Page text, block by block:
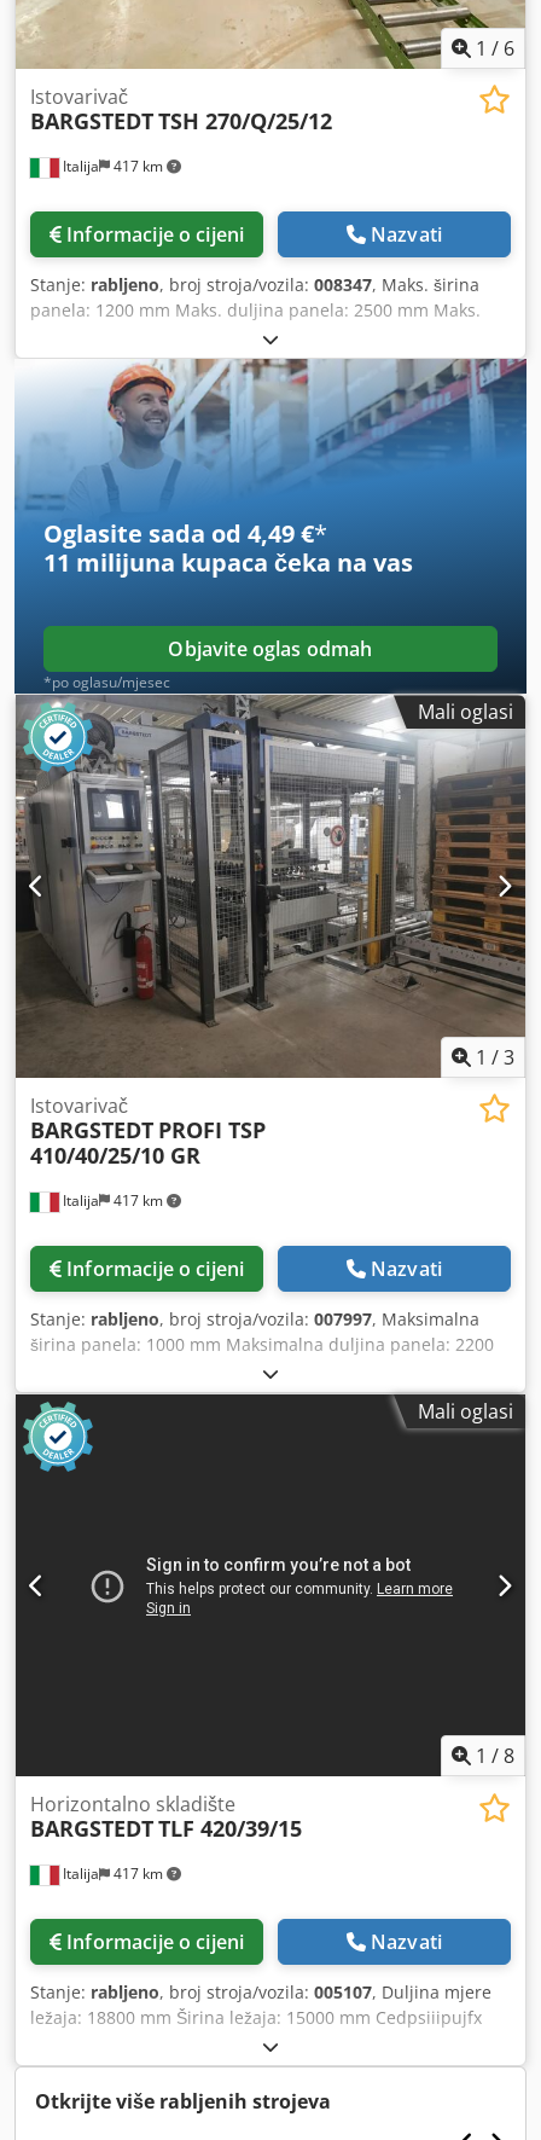
1 / 6
Italija 417 km
Istovarivač
BARGSTEDTTSH 270/Q/25/12
Informacije o cijeni Nazvati
Stanje: rabljeno, broj stroja/vozila: 008347, Maks. širina
panela: 1200 mm Maks. duljina panela: 2500 mm Maks.
visina stoga panela iznad poda: 1600 mm Podizna nosivost:
50 kg Radni kapacitet: 16 ciklusa/min Sustav kretanja: s
vakuumskim elementima Cedpfeyngzpox Akvsrf
Oglasite sada od 4,49 €*
11 milijuna kupaca čeka na vas
Objavite oglas odmah
*po oglasu/mjesec
Mali oglasi
1 /3
Italija 417 km
Istovarivač
BARGSTEDT PROFI TSP
410/40/25/10 GR
Informacije o cijeni Nazvati
Stanje: rabljeno, broj stroja/vozila: 007997, Maksimalna
širina panela: 1000 mm Maksimalna duljina panela: 2200
mm Maksimalna visina stoga panela iznad tla: 1600 mm
Kapacitet dizanja: 20 kg Radni kapacitet: 12 ciklusa/min
Credey Nkwxjpfx Akvef Sustav kretanja: s usisnim
elementima
Mali oglasi
1 /8
Italija 417 km
Horizontalno skladište
BARGSTEDTTLF 420/39/15
Informacije o cijeni Nazvati
Stanje: rabljeno, broj stroja/vozila: 005107, Duljina mjere
ležaja: 18800 mm Širina ležaja: 15000 mm Cedpsiiipujfx
Otkrijte više rabljenih strojeva